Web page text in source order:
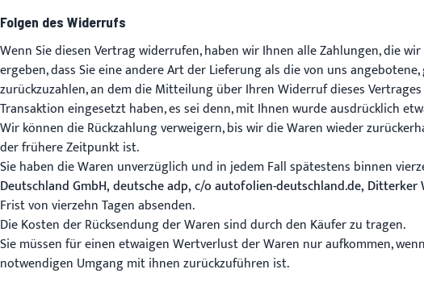
Folgen des Widerrufs
Wenn Sie diesen Vertrag widerrufen, haben wir Ihnen alle Zahlungen, die
ergeben, dass Sie eine andere Art der Lieferung als die von uns
zurückzuzahlen, an dem die Mitteilung über Ihren Widerruf dieses
Transaktion eingesetzt haben, es sei denn, mit Ihnen wurde ausdrücklich
Wir können die Rückzahlung verweigern, bis wir die Waren wieder
der frühere Zeitpunkt ist.
Sie haben die Waren unverzüglich und in jedem Fall spätestens binnen
Deutschland GmbH, deutsche adp, c/o autofolien-deutschland.de, Ditterker
Frist von vierzehn Tagen absenden.
Die Kosten der Rücksendung der Waren sind durch den Käufer zu tragen.
Sie müssen für einen etwaigen Wertverlust der Waren nur aufkommen,
notwendigen Umgang mit ihnen zurückzuführen ist.